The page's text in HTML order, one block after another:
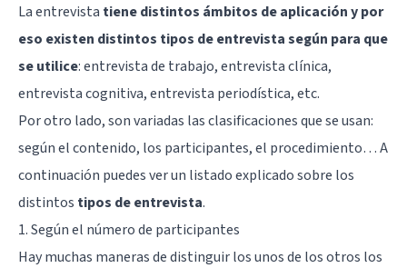
La entrevista tiene distintos ámbitos de aplicación y por
eso existen distintos tipos de entrevista según para que
se utilice:entrevista de trabajo, entrevista clínica,
entrevista cognitiva, entrevista periodística, etc.
Por otro lado, son variadas las clasificaciones que se usan:
según el contenido, los participantes, el procedimiento… A
continuación puedes ver un listado explicado sobre los
distintos tipos de entrevista.
1. Según el número de participantes
Hay muchas maneras de distinguir los unos de los otros los